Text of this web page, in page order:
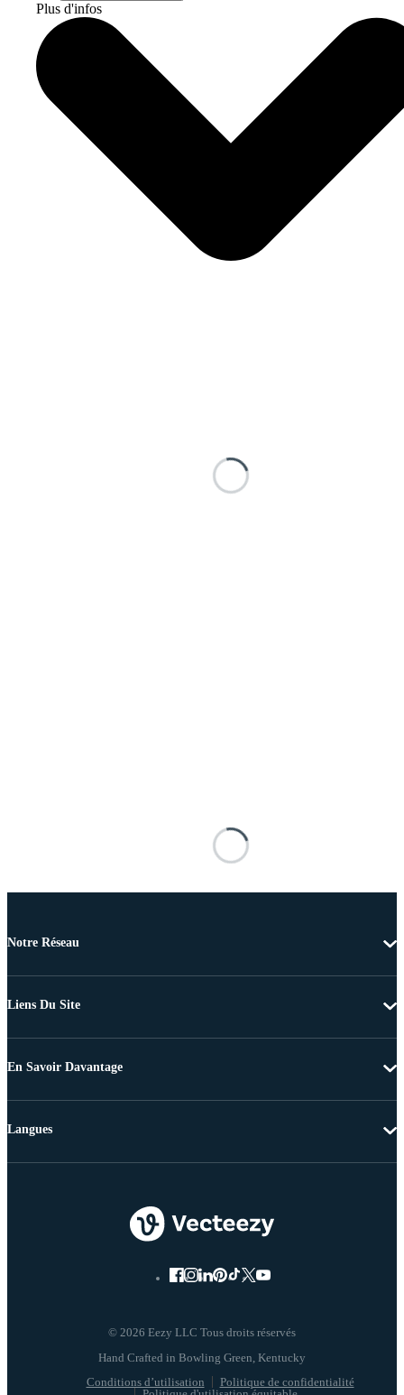
Plus d'infos
Notre Réseau
Liens Du Site
En Savoir Davantage
© 2026 Eezy LLC Tous droits réservés
Conditions d’utilisation
Politique de confidentialité
Langues